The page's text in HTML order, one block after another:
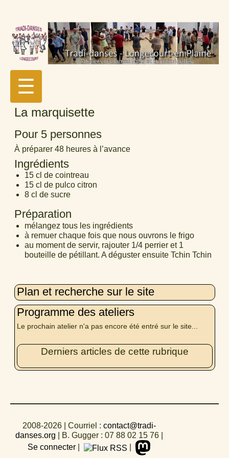
☰
La marquisette
Pour 5 personnes
À préparer 48 heures à l’avance
Ingrédients
15 cl de cointreau
15 cl de pulco citron
8 cl de sucre
Préparation
mélangez tous les ingrédients
à remuer chaque fois que nous ouvrons le frigo
au moment de servir, rajouter 1/4 perrier et 1
bouteille de pétillant. A déguster ensuite Tchin Tchin
Plan et recherche sur le site
Programme des ateliers
Le prochain atelier n'a pas encore été entré sur le site...
Derniers articles de cette rubrique
2008-2026 | Courriel : contact@tradi-
danses.org
B. Gugger : 07 88 02 15 76
Se connecter